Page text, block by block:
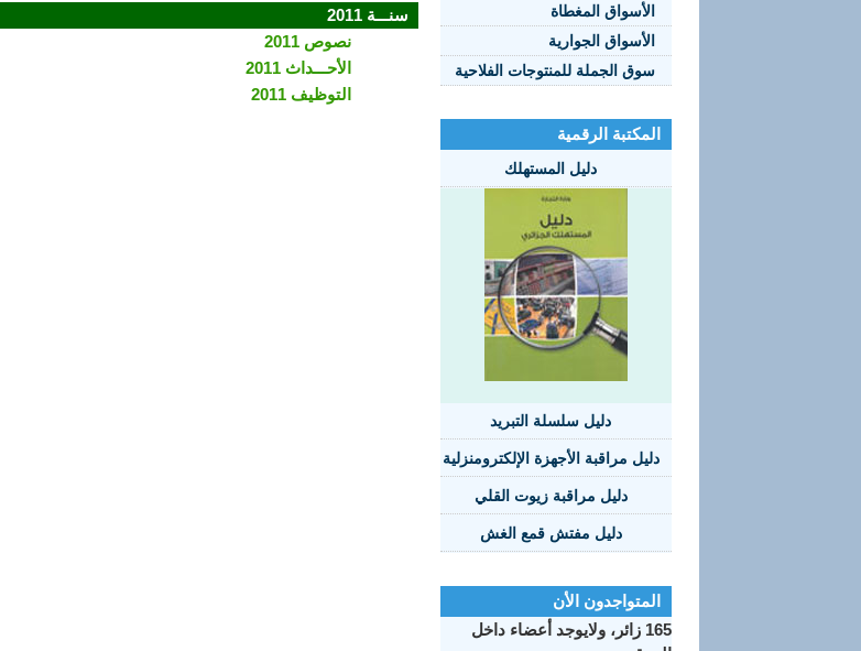
الأسواق المغطاة
الأسواق الجوارية
سوق الجملة للمنتوجات الفلاحية
المكتبة الرقمية
دليل المستهلك
دليل سلسلة التبريد
دليل مراقبة الأجهزة الإلكترومنزلية
دليل مراقبة زيوت القلي
دليل مفتش قمع الغش
المتواجدون الأن
165 زائر، ولايوجد أعضاء داخل
سنـــة 2011
نصوص 2011
الأحـــداث 2011
التوظيف 2011